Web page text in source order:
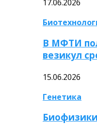
17.06.2026
В МФТИ
везикул
15.06.2026
Генетика